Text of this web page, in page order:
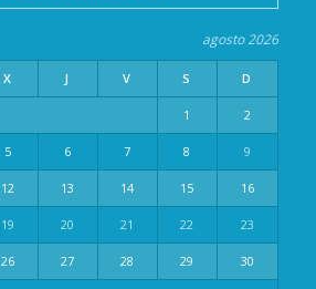
agosto 2026
X J V S D
1 2
5 6 7 8 9
12 13 14 15 16
19 20 21 22 23
26 27 28 29 30